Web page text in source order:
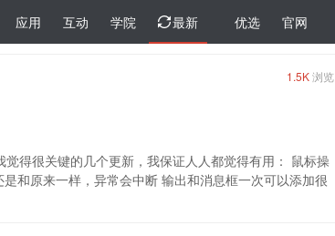
应用 互动 学院 最新 优选 官网
1.5K浏览
得很关键的几个更新，我保证人人都觉得有用： 鼠标操
和原来一样，异常会中断 输出和消息框一次可以添加很